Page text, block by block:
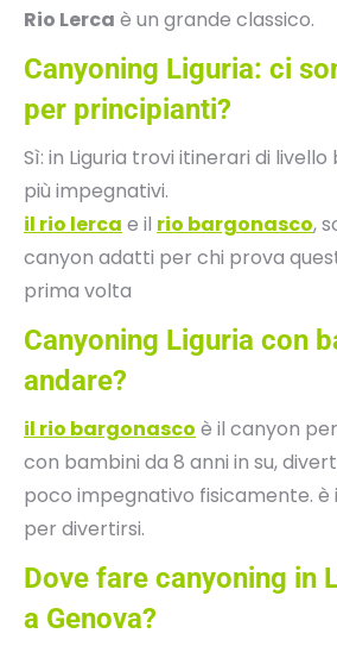
Rio Lerca è un grande classico.
Canyoning Liguria: ci
per principianti?
Sì: in Liguria trovi itinerari di
più impegnativi.
il rio lerca e il rio bargonasco,
canyon adatti per chi prova
prima volta
Canyoning Liguria con
andare?
il rio bargonasco è il canyon
con bambini da 8 anni in su,
poco impegnativo fisicamente.
per divertirsi.
Dove fare canyoning in
a Genova?